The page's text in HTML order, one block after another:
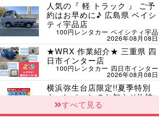
人気の『 軽 トラック 』 ご予
約はお早めに♪ 広島県 ベイシ
ティ宇品店
100円レンタカー ベイシティ宇品
2026年08月08日
★WRX 作業紹介★ 三重県 四
日市インター店
100円レンタカー 四日市インター
2026年08月08日
横浜弥生台店限定!!夏季特別
キャンペーンのお知らせ!! 神
奈川県 横浜弥生台店
100円レンタカー 横浜弥生台
すべて見る